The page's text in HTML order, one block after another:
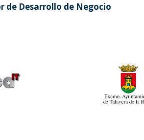
de Desarrollo de Negocio